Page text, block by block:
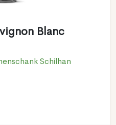
Blanc
Schilhan